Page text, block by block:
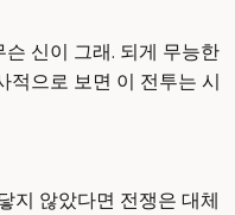
신이 그래. 되게 무능한
적으로 보면 이 전투는 시
지 않았다면 전쟁은 대체